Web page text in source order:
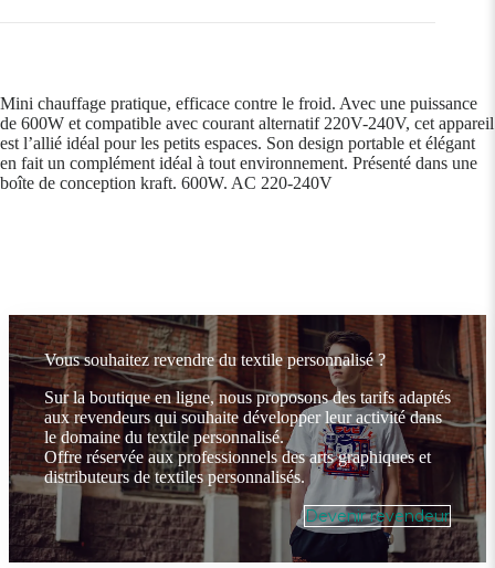
Mini chauffage pratique, efficace contre le froid. Avec une puissance
de 600W et compatible avec courant alternatif 220V-240V, cet appareil
est l’allié idéal pour les petits espaces. Son design portable et élégant
en fait un complément idéal à tout environnement. Présenté dans une
boîte de conception kraft. 600W. AC 220-240V
Vous souhaitez revendre du textile personnalisé ?
Sur la boutique en ligne, nous proposons des tarifs adaptés
aux revendeurs qui souhaite développer leur activité dans
le domaine du textile personnalisé.
Offre réservée aux professionnels des arts graphiques et
distributeurs de textiles personnalisés.
Devenir revendeur